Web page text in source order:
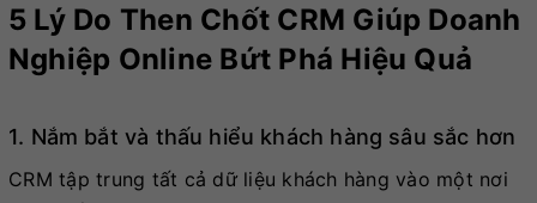
5 Lý Do Then Chốt CRM Giúp Doanh
Nghiệp Online Bứt Phá Hiệu Quả
1. Nắm bắt và thấu hiểu khách hàng sâu sắc hơn
CRM tập trung tất cả dữ liệu khách hàng vào một nơi